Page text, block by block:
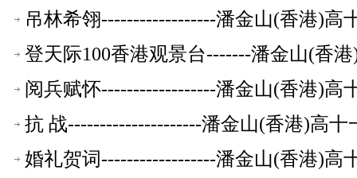
吊林希翎------------------潘金山(香港)高
登天际100香港观景台-------潘金山(香
阅兵赋怀------------------潘金山(香港)高
抗 战---------------------潘金山(香港)高十
婚礼贺词------------------潘金山(香港)高